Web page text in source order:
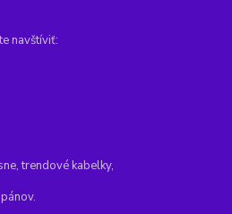
navštíviť:
trendové kabelky,